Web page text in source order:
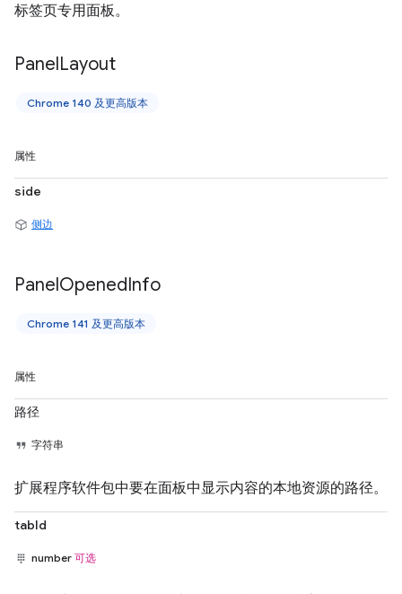
标签页专用面板。
PanelLayout
Chrome 140 及更高版本
属性
side
侧边
PanelOpenedInfo
Chrome 141 及更高版本
属性
路径
字符串
扩展程序软件包中要在面板中显示内容的本地资源的路径。
tabId
number 可选